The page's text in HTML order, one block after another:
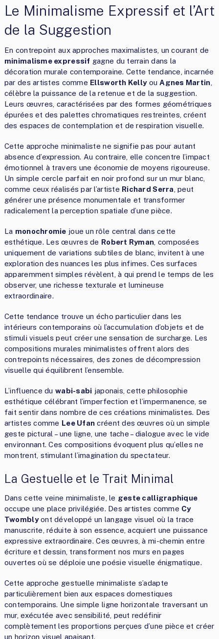
Le Minimalisme Expressif et l’Art
de la Suggestion
En contrepoint aux approches maximalistes, un courant de
minimalisme expressif gagne du terrain dans la
décoration murale contemporaine. Cette tendance, incarnée
par des artistes comme Ellsworth Kellyou Agnes Martin
célèbre la puissance de la retenue et de la suggestion.
Leurs œuvres, caractérisées par des formes géométriques
épurées et des palettes chromatiques restreintes, créent
des espaces de contemplation et de respiration visuelle.
Cette approche minimaliste ne signifie pas pour autant
absence d’expression. Au contraire, elle concentre l’impact
émotionnel à travers une économie de moyens rigoureuse.
Un simple cercle parfait en noir profond sur un mur blanc,
comme ceux réalisés par l’artiste Richard Serra , peut
générer une présence monumentale et transformer
radicalement la perception spatiale d’une pièce.
La monochromie joue un rôle central dans cette
esthétique. Les œuvres de Robert Ryman , composées
uniquement de variations subtiles de blanc, invitent à une
exploration des nuances les plus infimes. Ces surfaces
apparemment simples révèlent, à qui prend le temps de les
observer, une richesse texturale et lumineuse
extraordinaire.
Cette tendance trouve un écho particulier dans les
intérieurs contemporains où l’accumulation d’objets et de
stimuli visuels peut créer une sensation de surcharge. Les
compositions murales minimalistes offrent alors des
contrepoints nécessaires, des zones de décompression
visuelle qui équilibrent l’ensemble.
L’influence duwabi-sabi japonais, cette philosophie
esthétique célébrant l’imperfection et l’impermanence, se
fait sentir dans nombre de ces créations minimalistes. Des
artistes comme Lee Ufan créent des œuvres où un simple
geste pictural – une ligne, une tache – dialogue avec le vide
environnant. Ces compositions évoquent plus qu’elles ne
montrent, stimulant l’imagination du spectateur.
La Gestuelle et le Trait Minimal
Dans cette veine minimaliste, le geste calligraphique
occupe une place privilégiée. Des artistes comme Cy
Twomblyont développé un langage visuel où la trace
manuscrite, réduite à son essence, acquiert une puissance
expressive extraordinaire. Ces œuvres, à mi-chemin entre
écriture et dessin, transforment nos murs en pages
ouvertes où se déploie une poésie visuelle énigmatique.
Cette approche gestuelle minimaliste s’adapte
particulièrement bien aux espaces domestiques
contemporains. Une simple ligne horizontale traversant un
mur, exécutée avec sensibilité, peut redéfinir
complètement les proportions perçues d’une pièce et créer
un horizon visuel apaisant.